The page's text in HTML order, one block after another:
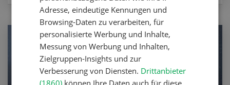
Adresse, eindeutige Kennungen und
Browsing-Daten zu verarbeiten, für
personalisierte Werbung und Inhalte,
Messung von Werbung und Inhalten,
Zielgruppen-Insights und zur
Verbesserung von Diensten. Drittanbieter
(1860) können Ihre Daten auch für diese